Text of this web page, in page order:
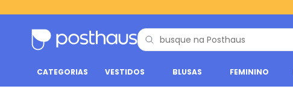
CATEGORIAS VESTIDOS BLUSAS FEMININO